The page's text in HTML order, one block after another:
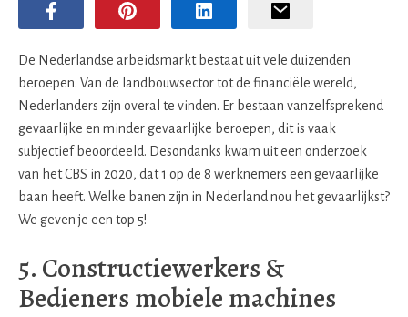
De Nederlandse arbeidsmarkt bestaat uit vele duizenden
beroepen. Van de landbouwsector tot de financiële wereld,
Nederlanders zijn overal te vinden. Er bestaan vanzelfsprekend
gevaarlijke en minder gevaarlijke beroepen, dit is vaak
subjectief beoordeeld. Desondanks kwam uit een onderzoek
van het CBS in 2020, dat 1 op de 8 werknemers een gevaarlijke
baan heeft. Welke banen zijn in Nederland nou het gevaarlijkst?
We geven je een top 5!
5. Constructiewerkers &
Bedieners mobiele machines